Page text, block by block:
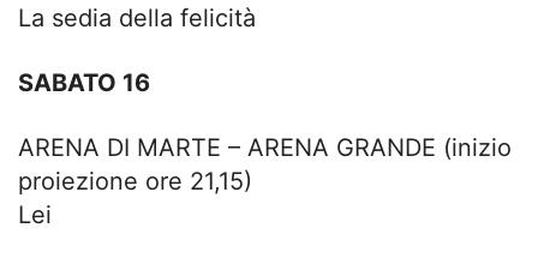
La sedia della felicità
SABATO 16
ARENA DI MARTE – ARENA GRANDE (inizio
proiezione ore 21,15)
Lei